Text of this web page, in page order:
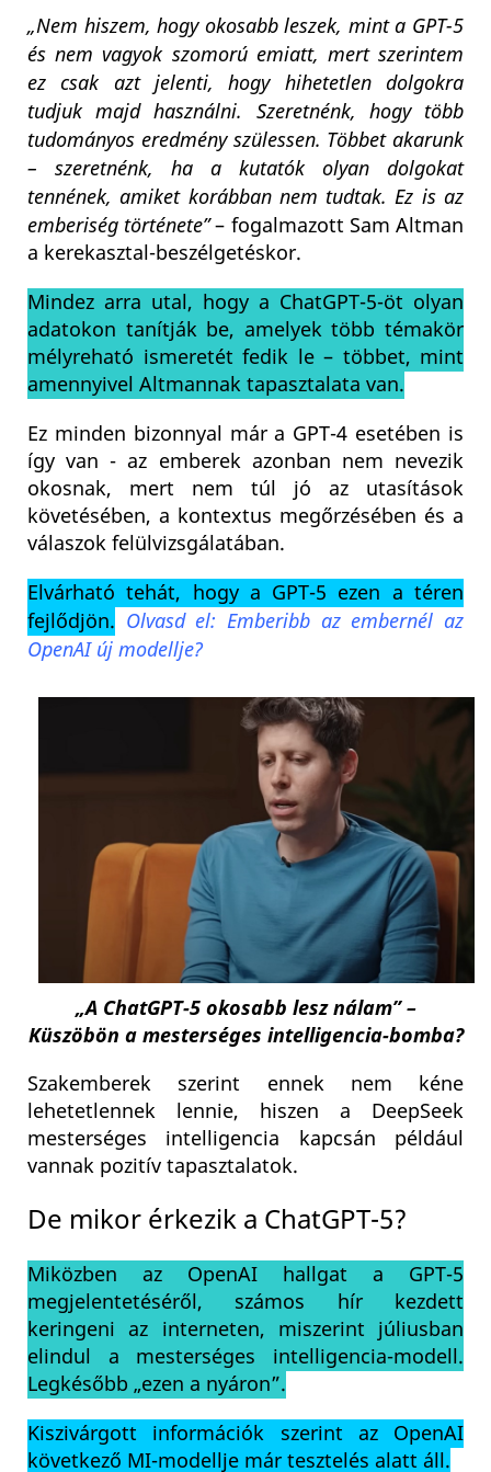
„Nem hiszem, hogy okosabb leszek, mint a GPT-5
és nem vagyok szomorú emiatt, mert szerintem
ez csak azt jelenti, hogy hihetetlen dolgokra
tudjuk majd használni. Szeretnénk, hogy több
tudományos eredmény szülessen. Többet akarunk
– szeretnénk, ha a kutatók olyan dolgokat
tennének, amiket korábban nem tudtak. Ez is az
emberiség története”– fogalmazott Sam Altman
a kerekasztal-beszélgetéskor.
Mindez arra utal, hogy a ChatGPT-5-öt olyan
adatokon tanítják be, amelyek több témakör
mélyreható ismeretét fedik le – többet, mint
amennyivel Altmannak tapasztalata van.
Ez minden bizonnyal már a GPT-4 esetében is
így van - az emberek azonban nem nevezik
okosnak, mert nem túl jó az utasítások
követésében, a kontextus megőrzésében és a
válaszok felülvizsgálatában.
Elvárható tehát, hogy a GPT-5 ezen a téren
fejlődjön. Olvasd el: Emberibb az embernél az
OpenAI új modellje?
„A ChatGPT-5 okosabb lesz nálam” –
Küszöbön a mesterséges intelligencia-bomba?
Szakemberek szerint ennek nem kéne
lehetetlennek lennie, hiszen a DeepSeek
mesterséges intelligencia kapcsán például
vannak pozitív tapasztalatok.
De mikor érkezik a ChatGPT-5?
Miközben az OpenAI hallgat a GPT-5
megjelentetéséről, számos hír kezdett
keringeni az interneten, miszerint júliusban
elindul a mesterséges intelligencia-modell.
Legkésőbb „ezen a nyáron”.
Kiszivárgott információk szerint az OpenAI
következő MI-modellje már tesztelés alatt áll.